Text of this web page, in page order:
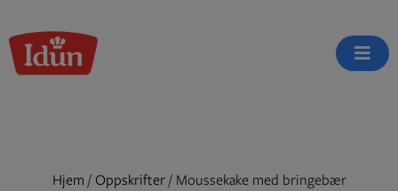
to
content
Hjem / Oppskrifter/ Moussekake med bringebær